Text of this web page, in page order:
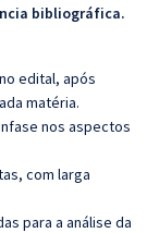
bibliográfica.
edital, após
matéria.
nos aspectos
com larga
para a análise da